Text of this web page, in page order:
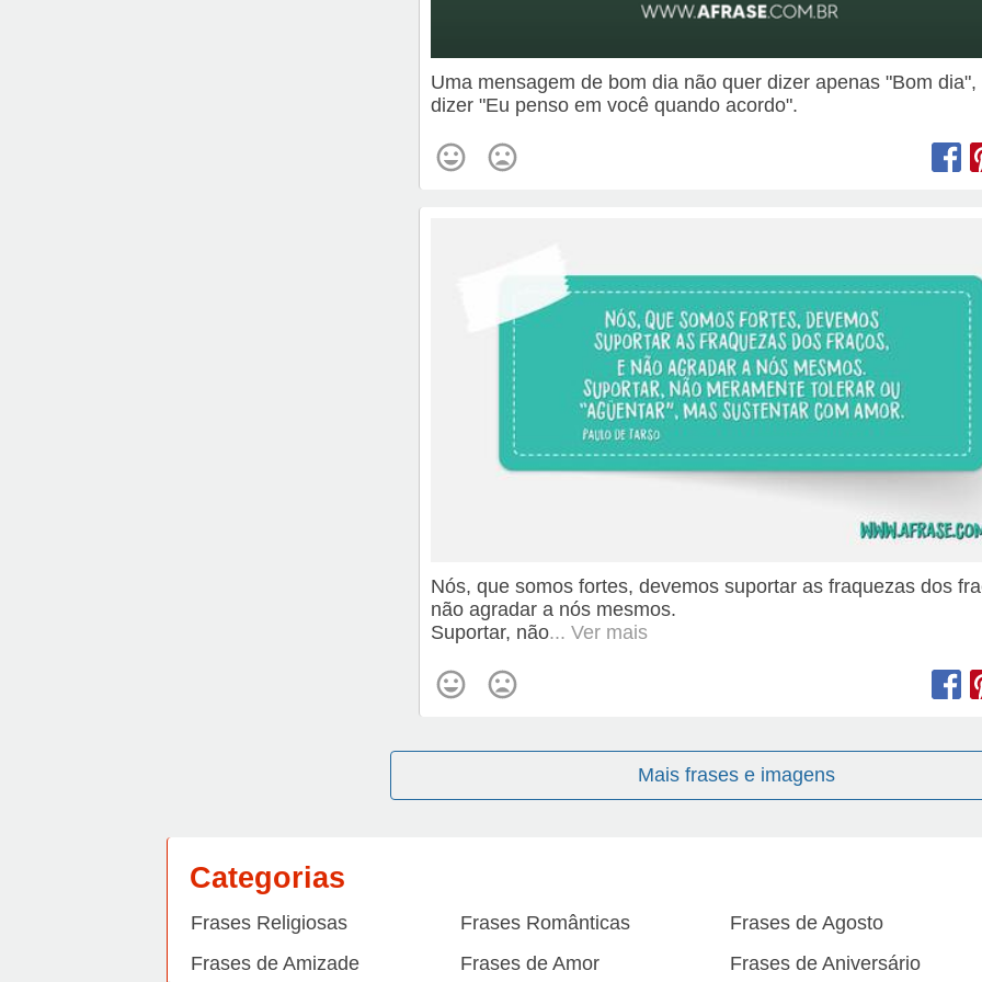
Uma mensagem de bom dia não quer dizer apenas "Bom dia",
dizer "Eu penso em você quando acordo".
Nós, que somos fortes, devemos suportar as fraquezas dos
não agradar a nós mesmos.
Suportar, não... Ver mais
Mais frases e imagens
Categorias
Frases Religiosas Frases Românticas
Frases de Agosto
Frases de Amizade
Frases de Amor Frases de Aniversário